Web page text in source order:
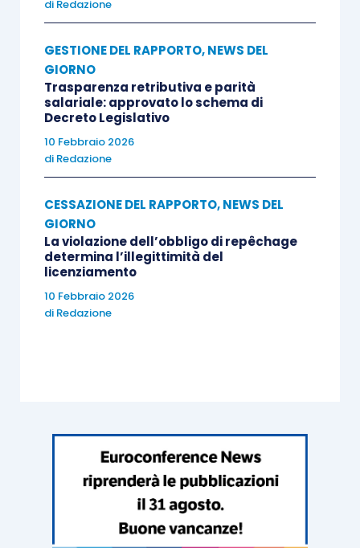
di Redazione
GESTIONE DEL RAPPORTO,NEWS DEL
GIORNO
Trasparenza retributiva e parità
salariale: approvato lo schema di
Decreto Legislativo
10 Febbraio 2026
di Redazione
CESSAZIONE DEL RAPPORTO,NEWS DEL
GIORNO
La violazione dell’obbligo di repêchage
determina l’illegittimità del
licenziamento
10 Febbraio 2026
di Redazione